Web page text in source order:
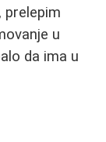
prelepim
u
da ima u